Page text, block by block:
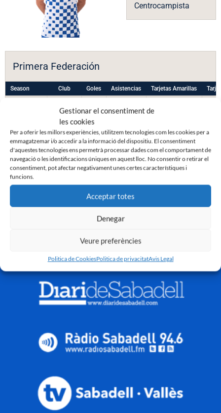
Gestionar el consentiment de
les cookies
Per a oferir les millors experiències, utilitzem tecnologies com les cookies per a
emmagatzemar i/o accedir a la informació del dispositiu. El consentiment
d'aquestes tecnologies ens permetrà processar dades com el comportament de
navegació o les identificacions úniques en aquest lloc. No consentir o retirar el
consentiment, pot afectar negativament unes certes característiques i
funcions.
Acceptar totes
Denegar
Veure preferències
Politica de CookiesPolitica de privacitatAvis Legal
Centrocampista
Primera Federación
Season Club Goles Asistencias Tarjetas Amarillas
Sabadell
FC